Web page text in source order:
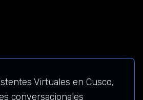
Virtuales en Cusco,
conversacionales